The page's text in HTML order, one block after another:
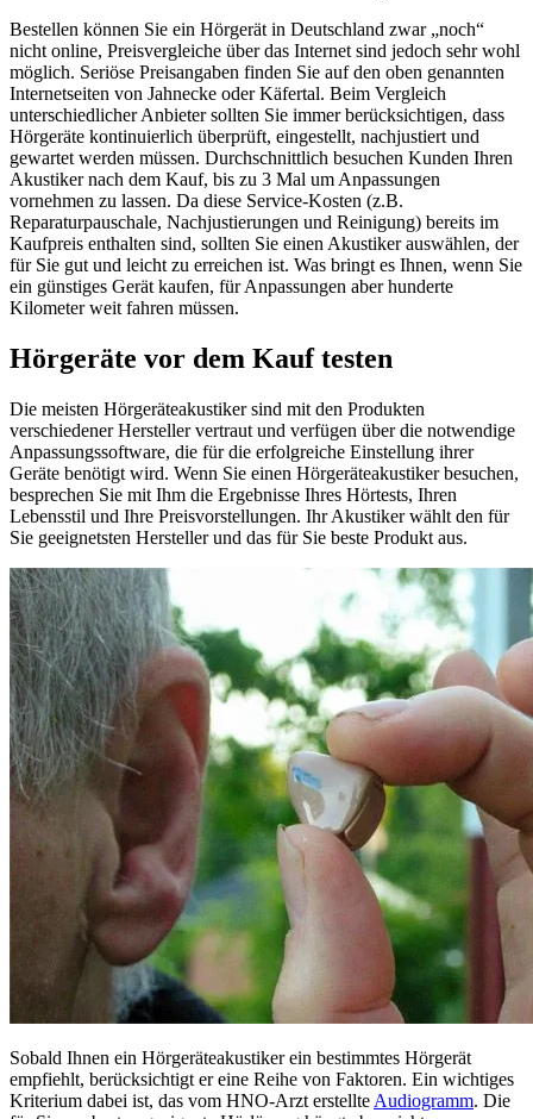
Bestellen können Sie ein Hörgerät in Deutschland zwar „noch“
nicht online, Preisvergleiche über das Internet sind jedoch sehr wohl
möglich. Seriöse Preisangaben finden Sie auf den oben genannten
Internetseiten von Jahnecke oder Käfertal. Beim Vergleich
unterschiedlicher Anbieter sollten Sie immer berücksichtigen, dass
Hörgeräte kontinuierlich überprüft, eingestellt, nachjustiert und
gewartet werden müssen. Durchschnittlich besuchen Kunden Ihren
Akustiker nach dem Kauf, bis zu 3 Mal um Anpassungen
vornehmen zu lassen. Da diese Service-Kosten (z.B.
Reparaturpauschale, Nachjustierungen und Reinigung) bereits im
Kaufpreis enthalten sind, sollten Sie einen Akustiker auswählen, der
für Sie gut und leicht zu erreichen ist. Was bringt es Ihnen, wenn Sie
ein günstiges Gerät kaufen, für Anpassungen aber hunderte
Kilometer weit fahren müssen.
Hörgeräte vor dem Kauf testen
Die meisten Hörgeräteakustiker sind mit den Produkten
verschiedener Hersteller vertraut und verfügen über die notwendige
Anpassungssoftware, die für die erfolgreiche Einstellung ihrer
Geräte benötigt wird. Wenn Sie einen Hörgeräteakustiker besuchen,
besprechen Sie mit Ihm die Ergebnisse Ihres Hörtests, Ihren
Lebensstil und Ihre Preisvorstellungen. Ihr Akustiker wählt den für
Sie geeignetsten Hersteller und das für Sie beste Produkt aus.
Sobald Ihnen ein Hörgeräteakustiker ein bestimmtes Hörgerät
empfiehlt, berücksichtigt er eine Reihe von Faktoren. Ein wichtiges
Kriterium dabei ist, das vom HNO-Arzt erstellte Audiogramm. Die